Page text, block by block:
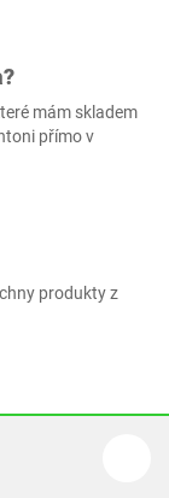
mám skladem
přímo v
produkty z